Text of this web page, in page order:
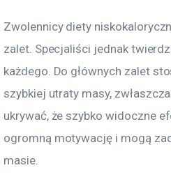
Zwolennicy diety
zalet. Specjaliści jednak
każdego. Do głównych zalet
szybkiej utraty masy,
ukrywać, że szybko widoczne
ogromną motywację i mogą
masie.